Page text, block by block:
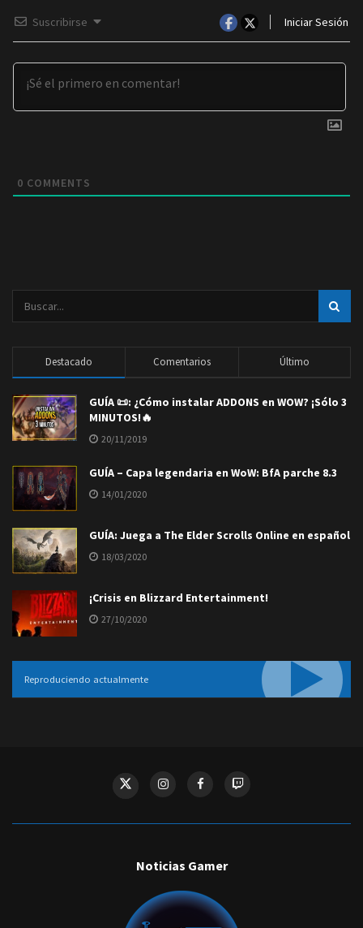
Suscribirse Iniciar Sesión
0 COMMENTS
Destacado Comentarios Último
GUÍA 📜: ¿Cómo instalar ADDONS en WOW? ¡Sólo 3
MINUTOS!🔥
20/11/2019
GUÍA – Capa legendaria en WoW: BfA parche 8.3
14/01/2020
GUÍA: Juega a The Elder Scrolls Online en español
18/03/2020
¡Crisis en Blizzard Entertainment!
27/10/2020
Reproduciendo actualmente
Noticias Gamer